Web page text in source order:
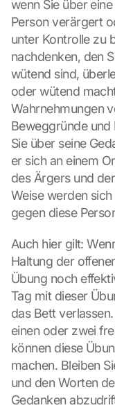
wenn Sie über
Person verärgert
unter Kontrolle zu
nachdenken, den
wütend sind,
oder wütend
Wahrnehmungen
Beweggründe und
Sie über seine
er sich an einem
des Ärgers und
Weise werden
gegen diese
Auch hier gilt:
Haltung der
Übung noch
Tag mit dieser
das Bett
einen oder zwei
können diese
machen. Bleiben
und den Worten
Gedanken
.
D
a
a
w
i
l
l
e
t
r
a
n
t
t
e
d
o
G
o
o
g